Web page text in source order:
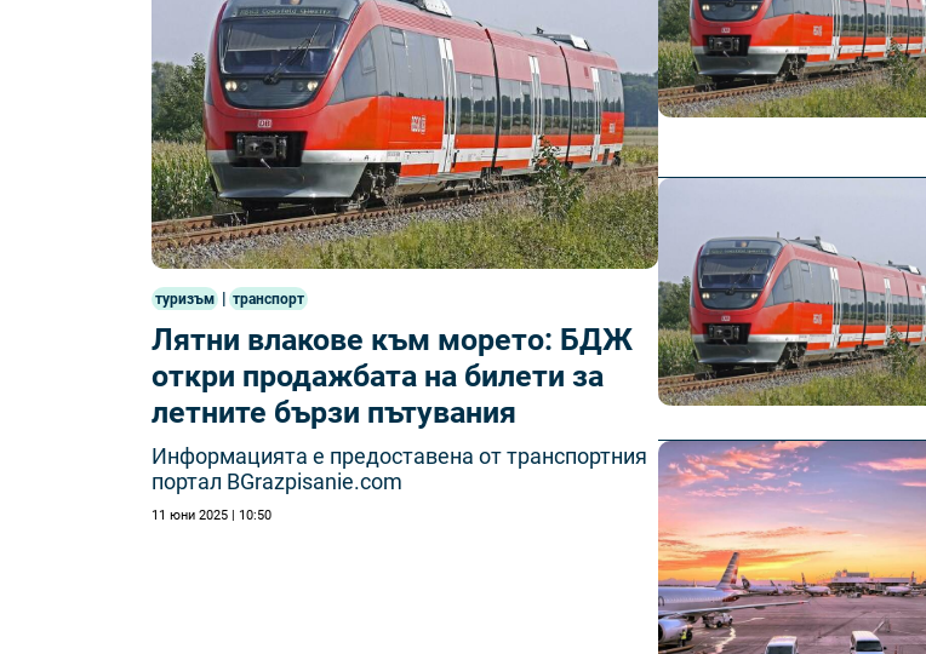
туризъм | транспорт
Лятни влакове към морето: БДЖ
откри продажбата на билети за
летните бързи пътувания
Информацията е предоставена от транспортния
портал BGrazpisanie.com
11 юни 2025 | 10:50